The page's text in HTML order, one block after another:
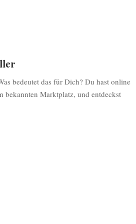
bedeutet das für Dich? Du hast online
bekannten Marktplatz, und entdeckst